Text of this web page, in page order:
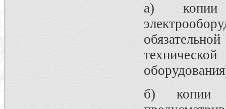
а) копии
б) копии